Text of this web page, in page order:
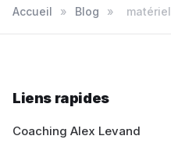
Accueil » Blog » matériel
Liens rapides
Coaching Alex Levand